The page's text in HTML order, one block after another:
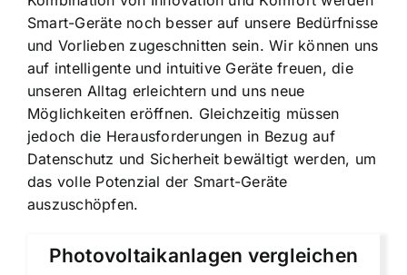
Smart-Geräte noch besser auf unsere Bedürfnisse
und Vorlieben zugeschnitten sein. Wir können uns
auf intelligente und intuitive Geräte freuen, die
unseren Alltag erleichtern und uns neue
Möglichkeiten eröffnen. Gleichzeitig müssen
jedoch die Herausforderungen in Bezug auf
Datenschutz und Sicherheit bewältigt werden, um
das volle Potenzial der Smart-Geräte
auszuschöpfen.
Photovoltaikanlagen vergleichen